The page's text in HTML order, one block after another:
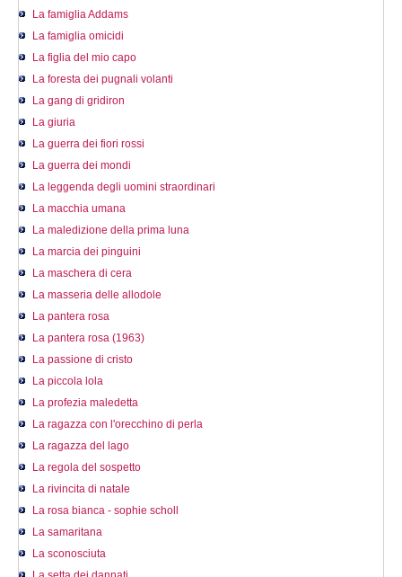
La famiglia Addams
La famiglia omicidi
La figlia del mio capo
La foresta dei pugnali volanti
La gang di gridiron
La giuria
La guerra dei fiori rossi
La guerra dei mondi
La leggenda degli uomini straordinari
La macchia umana
La maledizione della prima luna
La marcia dei pinguini
La maschera di cera
La masseria delle allodole
La pantera rosa
La pantera rosa (1963)
La passione di cristo
La piccola lola
La profezia maledetta
La ragazza con l'orecchino di perla
La ragazza del lago
La regola del sospetto
La rivincita di natale
La rosa bianca - sophie scholl
La samaritana
La sconosciuta